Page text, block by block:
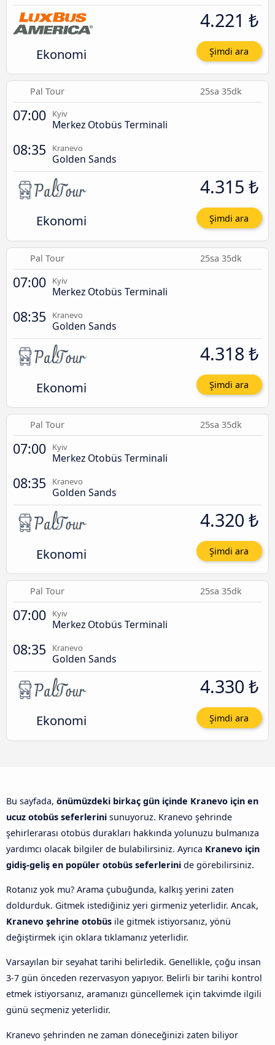
Ekonomi
4.221 ₺
Şimdi ara
Pal Tour 25sa 35dk
07:00 Kyiv
Merkez Otobüs Terminali
08:35 Kranevo
Golden Sands
Ekonomi
4.315 ₺
Şimdi ara
Pal Tour 25sa 35dk
07:00 Kyiv
Merkez Otobüs Terminali
08:35 Kranevo
Golden Sands
Ekonomi
4.318 ₺
Şimdi ara
Pal Tour 25sa 35dk
07:00 Kyiv
Merkez Otobüs Terminali
08:35 Kranevo
Golden Sands
Ekonomi
4.320 ₺
Şimdi ara
Pal Tour 25sa 35dk
07:00 Kyiv
Merkez Otobüs Terminali
08:35 Kranevo
Golden Sands
Ekonomi
4.330 ₺
Şimdi ara
Bu sayfada, önümüzdeki birkaç gün içinde Kranevo için en
ucuz otobüs seferlerini sunuyoruz. Kranevo şehrinde
şehirlerarası otobüs durakları hakkında yolunuzu bulmanıza
yardımcı olacak bilgiler de bulabilirsiniz. Ayrıca Kranevo için
gidiş-geliş en popüler otobüs seferlerini de görebilirsiniz.
Rotanız yok mu? Arama çubuğunda, kalkış yerini zaten
doldurduk. Gitmek istediğiniz yeri girmeniz yeterlidir. Ancak,
Kranevo şehrine otobüs ile gitmek istiyorsanız, yönü
değiştirmek için oklara tıklamanız yeterlidir.
Varsayılan bir seyahat tarihi belirledik. Genellikle, çoğu insan
3-7 gün önceden rezervasyon yapıyor. Belirli bir tarihi kontrol
etmek istiyorsanız, aramanızı güncellemek için takvimde ilgili
günü seçmeniz yeterlidir.
Kranevo şehrinden ne zaman döneceğinizi zaten biliyor